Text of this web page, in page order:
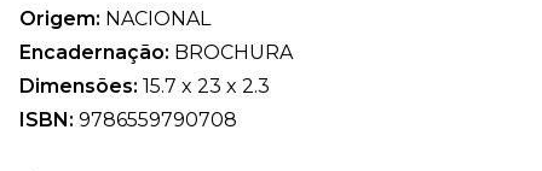
Origem: NACIONAL
Encadernação: BROCHURA
Dimensões: 15.7 x 23 x 2.3
ISBN: 9786559790708